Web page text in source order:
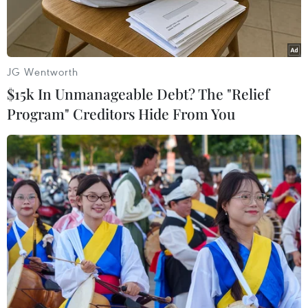
Một góc Thành phố Hồ Chí Minh. (Ảnh: Getty)
Trong phiên thảo luận dự thảo Nghị quyết của
Quốc hội về thí điểm một số cơ chế, chính sách
JG Wentworth
$15k In Unmanageable Debt? The "Relief
Program" Creditors Hide From You